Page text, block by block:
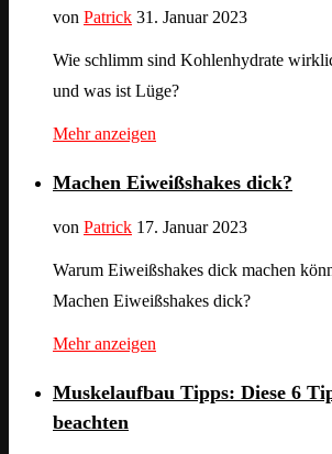
von Patrick 31. Januar 2023
Wie schlimm sind Kohlenhydrate
und was ist Lüge?
Mehr anzeigen
Machen Eiweißshakes dick?
von Patrick 17. Januar 2023
Warum Eiweißshakes dick machen
Machen Eiweißshakes dick?
Mehr anzeigen
Muskelaufbau Tipps: Diese 6
beachten